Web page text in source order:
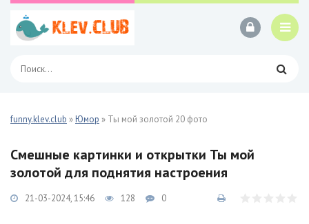
funny.klev.club »Юмор » Ты мой золотой 20 фото
Смешные картинки и открытки Ты мой
золотой для поднятия настроения
21-03-2024, 15:46 128 0